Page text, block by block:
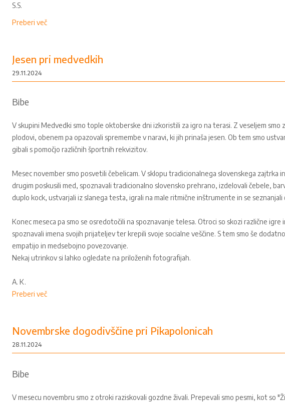
S.S.
Preberi več
Jesen pri medvedkih
29.11.2024
Bibe
V skupini Medvedki smo tople oktoberske dni izkoristili za igro na terasi. Z veseljem smo
plodovi, obenem pa opazovali spremembe v naravi, ki jih prinaša jesen. Ob tem smo
gibali s pomočjo različnih športnih rekvizitov.
Mesec november smo posvetili čebelicam. V sklopu tradicionalnega slovenskega zajtrka
drugim poskusili med, spoznavali tradicionalno slovensko prehrano, izdelovali čebele,
duplo kock, ustvarjali iz slanega testa, igrali na male ritmične inštrumente in se seznanjali
Konec meseca pa smo se osredotočili na spoznavanje telesa. Otroci so skozi različne
spoznavali imena svojih prijateljev ter krepili svoje socialne veščine. S tem smo še
empatijo in medsebojno povezovanje.
Nekaj utrinkov si lahko ogledate na priloženih fotografijah.
A. K.
Preberi več
Novembrske dogodivščine pri Pikapolonicah
28.11.2024
Bibe
V mesecu novembru smo z otroki raziskovali gozdne živali. Prepevali smo pesmi, kot so